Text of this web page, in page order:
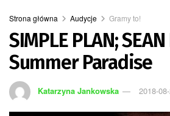
Strona główna Audycje Gramy to!
SIMPLE PLAN;
Summer Paradise
Katarzyna Jankowska 2018-